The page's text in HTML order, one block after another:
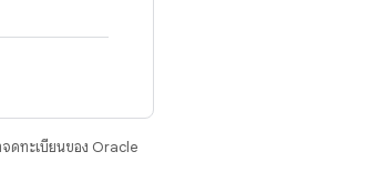
จดทะเบียนของ Oracle